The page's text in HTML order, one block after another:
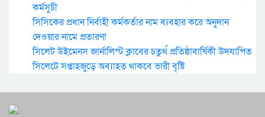
কর্মসুচী
সিসিকের প্রধান নির্বাহী কর্মকর্তার নাম ব্যবহার করে অনুদান
দেওয়ার নামে প্রতারণা
সিলেট উইমেনস জার্নালিস্ট ক্লাবের চতুর্থ প্রতিষ্ঠাবার্ষিকী উদযাপিত
সিলেটে সপ্তাহজুড়ে অব্যাহত থাকবে ভারী বৃষ্টি